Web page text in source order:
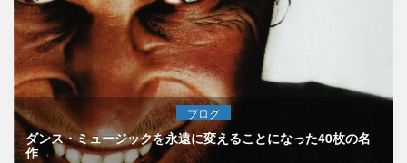
ブログ
ダンス・ミュージックを永遠に変えることになった40枚の名
作